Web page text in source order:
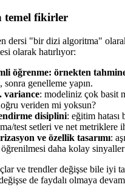
temel fikirler
dersi "bir dizi algoritma"
olarak hatırlıyor:
öğrenme: örnekten
sonra genelleme yapın.
variance: modeliniz çok basit
veriden mi yoksun?
disiplini: eğitim hatası
test setleri ve net metriklere
ve özellik tasarımı:
daha kolay sinyaller
ve trendler değişse bile iyi
de faydalı olmaya